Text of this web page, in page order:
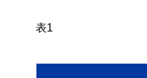
表1